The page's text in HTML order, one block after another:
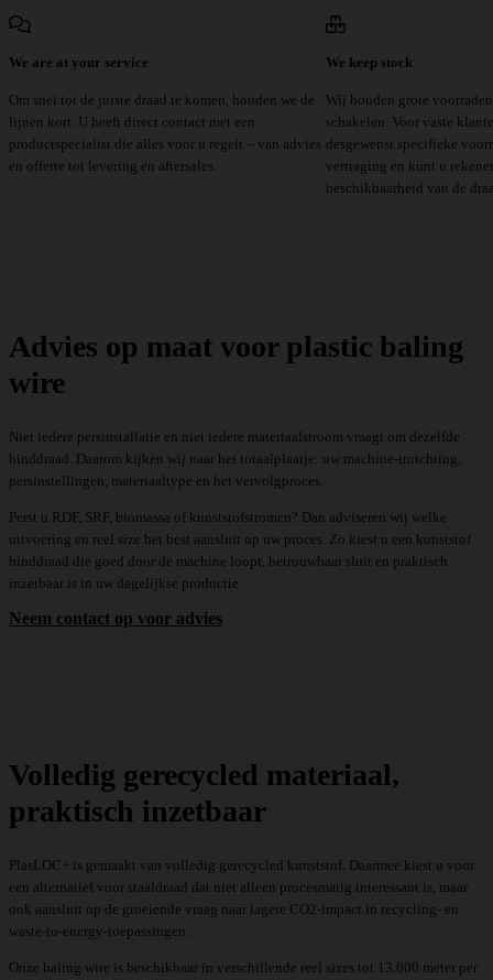
We are at your service
Om snel tot de juiste draad te komen, houden we de
lijnen kort. U heeft direct contact met een
productspecialist die alles voor u regelt – van advies
en offerte tot levering en aftersales.
We keep stock
Wij houden grote
schakelen. Voor vaste
desgewenst specifieke
vertraging en kunt u
beschikbaarheid van de
Advies op maat voor plastic baling
wire
Niet iedere persinstallatie en niet iedere materiaalstroom vraagt om dezelfde
binddraad. Daarom kijken wij naar het totaalplaatje: uw machine-inrichting,
persinstellingen, materiaaltype en het vervolgproces.
Perst u RDF, SRF, biomassa of kunststofstromen? Dan adviseren wij welke
uitvoering en reel size het best aansluit op uw proces. Zo kiest u een kunststof
binddraad die goed door de machine loopt, betrouwbaar sluit en praktisch
inzetbaar is in uw dagelijkse productie.
Neem contact op voor advies
Volledig gerecycled materiaal,
praktisch inzetbaar
PlasLOC+ is gemaakt van volledig gerecycled kunststof. Daarmee kiest u voor
een alternatief voor staaldraad dat niet alleen procesmatig interessant is, maar
ook aansluit op de groeiende vraag naar lagere CO2-impact in recycling- en
waste-to-energy-toepassingen.
Onze baling wire is beschikbaar in verschillende reel sizes tot 13.000 meter per